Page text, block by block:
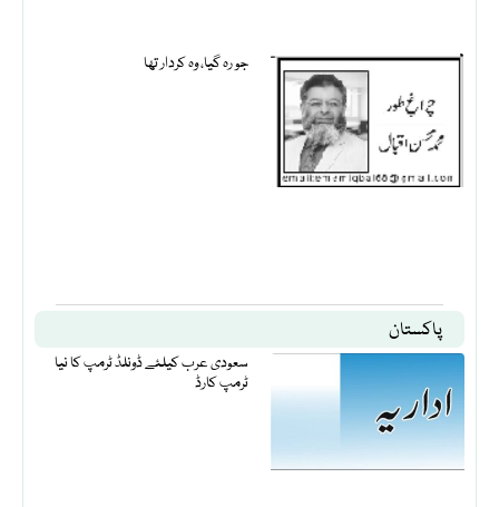
جو رہ گیا، وہ کردار تھا
پاکستان
سعودی عرب کیلئے ڈونلڈ ٹرمپ کا نیا
ٹرمپ کارڈ